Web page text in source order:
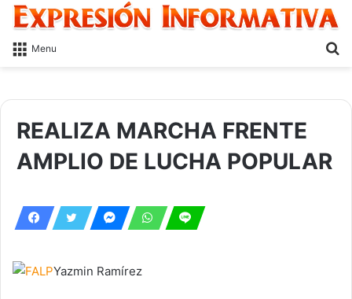
Menu
REALIZA MARCHA FRENTE
AMPLIO DE LUCHA POPULAR
Yazmin Ramírez